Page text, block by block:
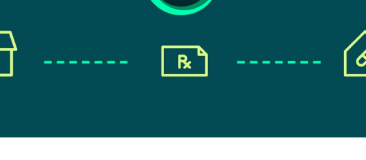
Play
Video